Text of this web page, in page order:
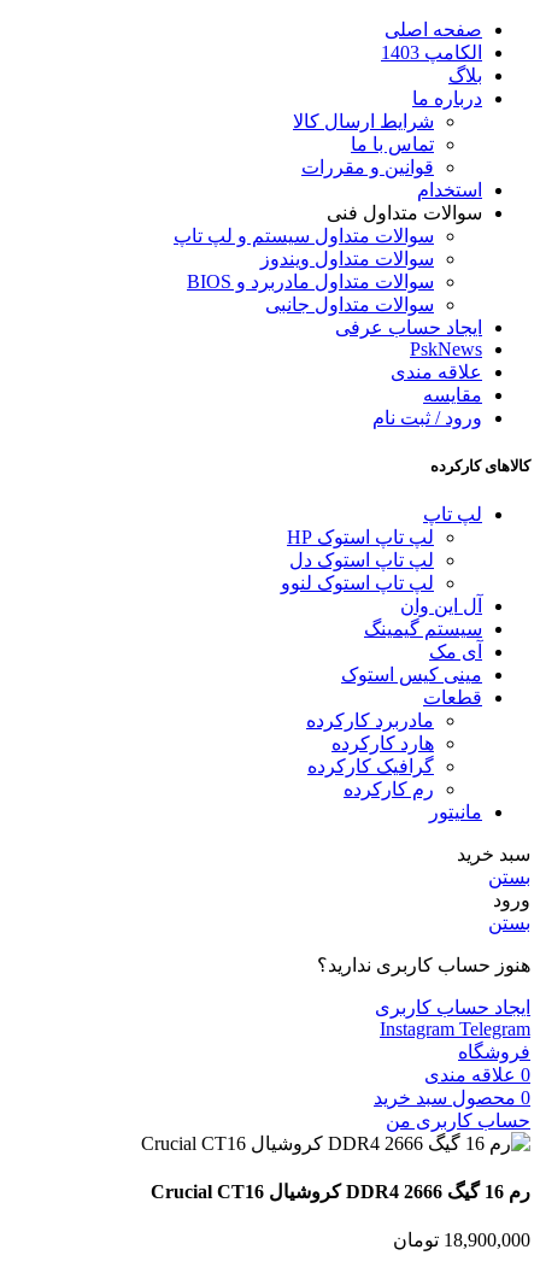
صفحه اصلی
الکامپ 1403
بلاگ
درباره ما
شرایط ارسال کالا
تماس با ما
قوانین و مقررات
استخدام
سوالات متداول فنی
سوالات متداول سیستم و لپ تاپ
سوالات متداول ویندوز
سوالات متداول مادربرد و BIOS
سوالات متداول جانبی
ایجاد حساب عرفی
PskNews
علاقه مندی
مقایسه
ورود / ثبت نام
کالاهای کارکرده
لپ تاپ
لپ تاپ استوک HP
لپ تاپ استوک دل
لپ تاپ استوک لنوو
آل این وان
سیستم گیمینگ
آی مک
مینی کیس استوک
قطعات
مادربرد کارکرده
هارد کارکرده
گرافیک کارکرده
رم کارکرده
مانیتور
سبد خرید
بستن
ورود
بستن
هنوز حساب کاربری ندارید؟
ایجاد حساب کاربری
Instagram Telegram
فروشگاه
0 علاقه مندی
0 محصول سبد خرید
حساب کاربری من
رم 16 گیگ DDR4 2666 کروشیال Crucial CT16
18,900,000 تومان